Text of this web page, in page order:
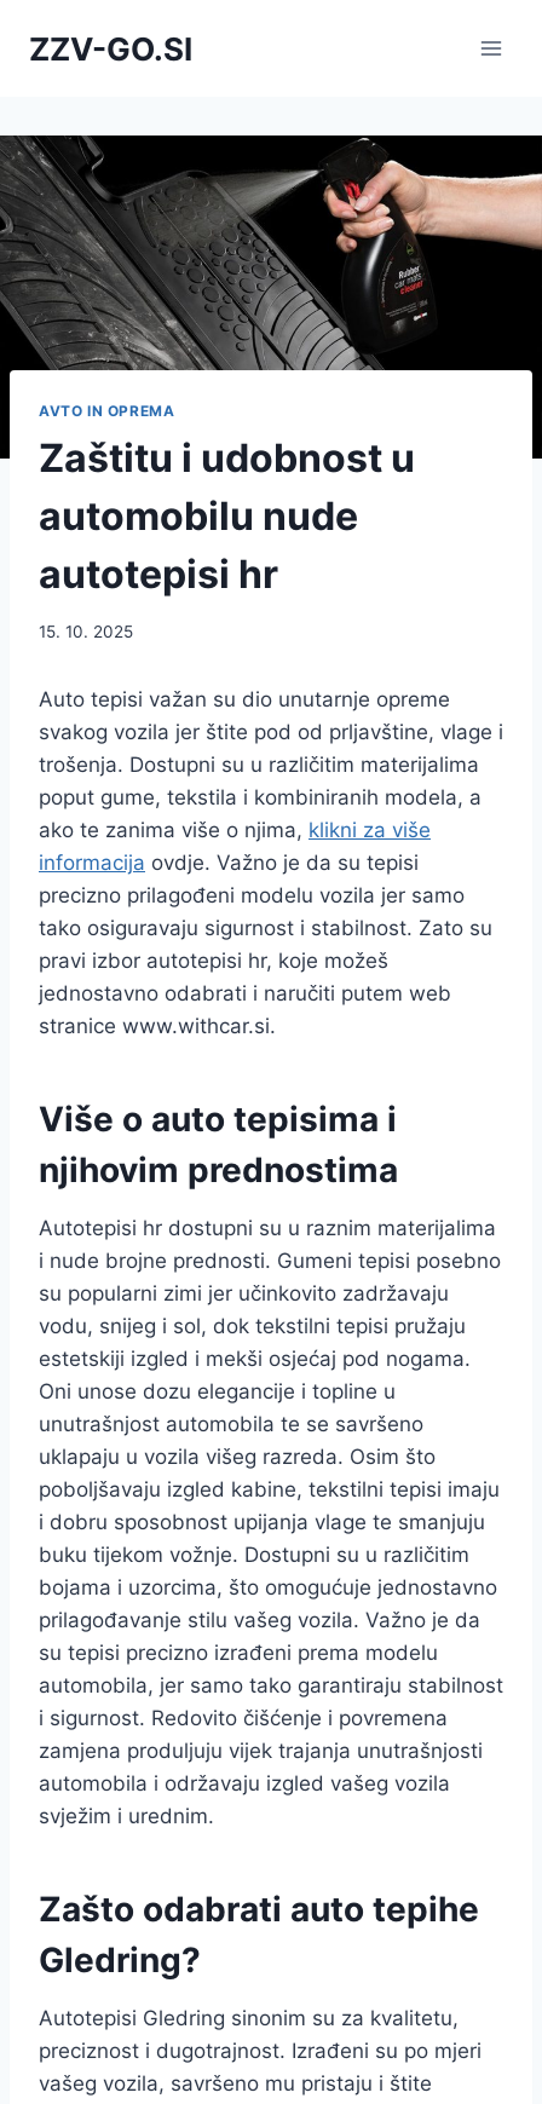
ZZV-GO.SI
AVTO IN OPREMA
Zaštitu i udobnost u
automobilu nude
autotepisi hr
15. 10. 2025
Auto tepisi važan su dio unutarnje opreme
svakog vozila jer štite pod od prljavštine, vlage i
trošenja. Dostupni su u različitim materijalima
poput gume, tekstila i kombiniranih modela, a
ako te zanima više o njima, klikni za više
informacija ovdje. Važno je da su tepisi
precizno prilagođeni modelu vozila jer samo
tako osiguravaju sigurnost i stabilnost. Zato su
pravi izbor autotepisi hr, koje možeš
jednostavno odabrati i naručiti putem web
stranice www.withcar.si.
Više o auto tepisima i
njihovim prednostima
Autotepisi hr dostupni su u raznim materijalima
i nude brojne prednosti. Gumeni tepisi posebno
su popularni zimi jer učinkovito zadržavaju
vodu, snijeg i sol, dok tekstilni tepisi pružaju
estetskiji izgled i mekši osjećaj pod nogama.
Oni unose dozu elegancije i topline u
unutrašnjost automobila te se savršeno
uklapaju u vozila višeg razreda. Osim što
poboljšavaju izgled kabine, tekstilni tepisi imaju
i dobru sposobnost upijanja vlage te smanjuju
buku tijekom vožnje. Dostupni su u različitim
bojama i uzorcima, što omogućuje jednostavno
prilagođavanje stilu vašeg vozila. Važno je da
su tepisi precizno izrađeni prema modelu
automobila, jer samo tako garantiraju stabilnost
i sigurnost. Redovito čišćenje i povremena
zamjena produljuju vijek trajanja unutrašnjosti
automobila i održavaju izgled vašeg vozila
svježim i urednim.
Zašto odabrati auto tepihe
Gledring?
Autotepisi Gledring sinonim su za kvalitetu,
preciznost i dugotrajnost. Izrađeni su po mjeri
vašeg vozila, savršeno mu pristaju i štite